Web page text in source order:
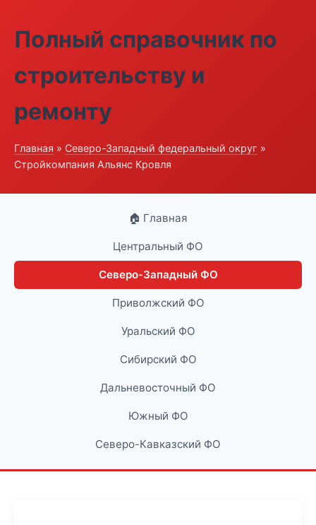
Полный справочник по
строительству и
ремонту
Главная » Северо-Западный федеральный округ »
Стройкомпания Альянс Кровля
🏠 Главная
Центральный ФО
Северо-Западный ФО
Приволжский ФО
Уральский ФО
Сибирский ФО
Дальневосточный ФО
Южный ФО
Северо-Кавказский ФО